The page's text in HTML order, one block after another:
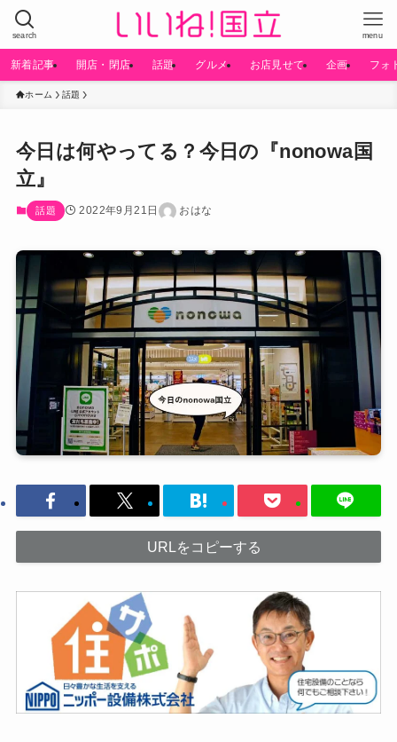
search menu
新着記事 開店・閉店 話題 グルメ お店見せて 企画 フォ
ホーム 話題
今日は何やってる？今日の『nonowa国
立』
話題 2022年9月21日 おはな
URLをコピーする